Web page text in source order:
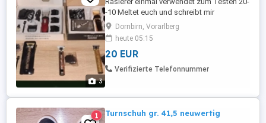
3
-10 Meltet euch und schreibt mir
Dornbirn, Vorarlberg
heute 05:15
20 EUR
Verifizierte Telefonnummer
1 Turnschuh gr. 41,5 neuwertig